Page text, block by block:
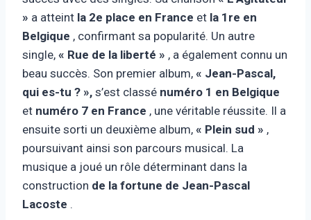
» a atteint la 2e place en France et la 1re en
Belgique , confirmant sa popularité. Un autre
single, « Rue de la liberté » , a également connu un
beau succès. Son premier album, « Jean-Pascal,
qui es-tu ? », s’est classé numéro 1 en Belgique
et numéro 7 en France , une véritable réussite. Il a
ensuite sorti un deuxième album, « Plein sud » ,
poursuivant ainsi son parcours musical. La
musique a joué un rôle déterminant dans la
construction de la fortune de Jean-Pascal
Lacoste .